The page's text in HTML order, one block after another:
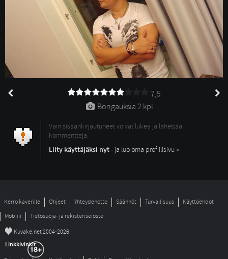
7,5
Bongauksia 2 kpl
Vain sisäänkirjautuneet voivat lukea ja lähettää
kommentteja.
Liity käyttäjäksi nyt- ja luo oma profiilisivu »
Kerro kaverille Ohjeet Yhteydenotto Säännöt Turvallisuus
Käyttöehdot
Mobiili
Tietosuoja- ja rekisteriseloste
© Kuvake.net 2004-2026.
Linkkivinkit